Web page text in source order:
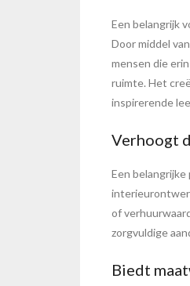
Een belangrijk
Door middel
mensen die
ruimte. Het
inspirerende
Verhoogt
Een
of
zorgvuldige
Biedt